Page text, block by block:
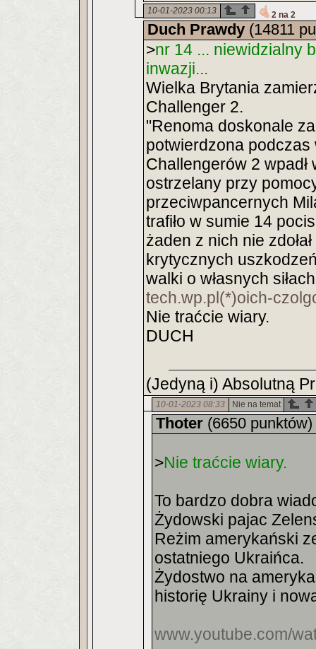
10-01-2023 00:13 2 na 2
Duch Prawdy (14811
>nr 14 ... niewidzialny
inwazji...
Wielka Brytania
Challenger 2.
"Renoma doskonale
potwierdzona
Challengerów 2 wpadł
ostrzelany przy
przeciwpancernych
trafiło w sumie 14
żaden z nich nie
krytycznych
walki o własnych
tech.wp.pl(*)oich-
Nie traćcie wiary.
DUCH
(Jedyną i) Absolutną
10-01-2023 08:33 Nie na temat
Thoter (6650 punktów)
>Nie traćcie wiary.
To bardzo dobra
Żydowski pajac
Reżim amerykański
ostatniego Ukraińca.
Żydostwo na
historię Ukrainy i
www.youtube.com/